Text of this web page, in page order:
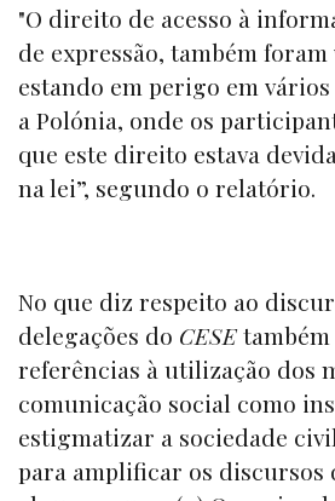
"O direito de acesso à
de expressão, também
estando em perigo em
a Polónia, onde os
que este direito estava
na lei”, segundo o relatório.
No que diz respeito ao
delegações do CESE
referências à utilização dos
comunicação social como
estigmatizar a sociedade
para amplificar os discursos